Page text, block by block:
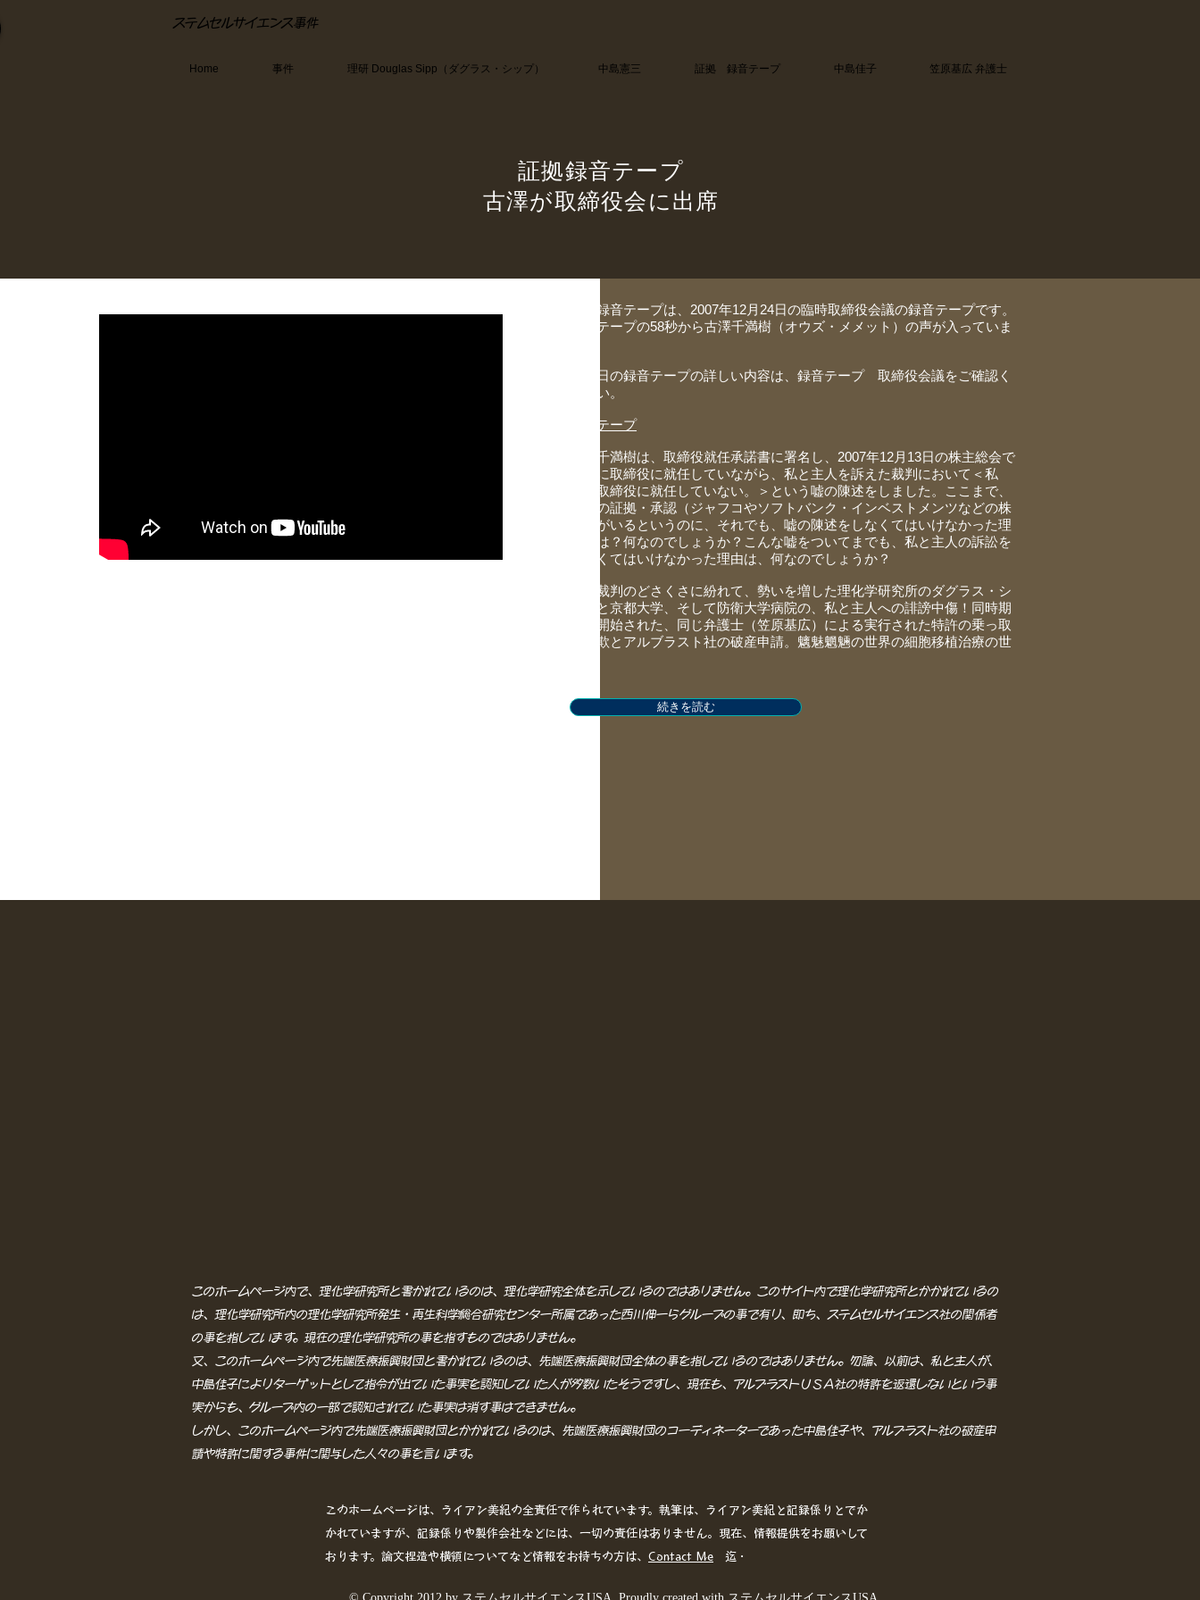
​ステムセルサイエンス事件
Home 事件 理研 Douglas Sipp（ダグラス・シップ） 中島憲三 証拠 録音テープ 中島佳子 笠原基広 弁護士
証拠録音テープ
​古澤が取締役会に出席
右の録音テープは、2007年12月24日の臨時取締役会議の録音テープです。
このテープの58秒から古澤千満樹（オウズ・メメット）の声が入っていま
​この日の録音テープの詳しい内容は、録音テープ 取締役会議をご確認く
ださい。
​録音テープ
古澤千満樹は、取締役就任承諾書に署名し、2007年12月13日の株主総会で
正式に取締役に就任していながら、私と主人を訴えた裁判において＜私
は、取締役に就任していない。＞という嘘の陳述をしました。ここまで、
多数の証拠・承認（ジャフコやソフトバンク・インベストメンツなどの株
主）がいるというのに、それでも、嘘の陳述をしなくてはいけなかった理
由とは？何なのでしょうか？こんな嘘をついてまでも、私と主人の訴訟を
しなくてはいけなかった理由は、何なのでしょうか？
この裁判のどさくさに紛れて、勢いを増した理化学研究所のダグラス・シ
ップと京都大学、そして防衛大学病院の、私と主人への誹謗中傷！同時期
に、開始された、同じ弁護士（笠原基広）による実行された特許の乗っ取
り詐欺とアルブラスト社の破産申請。魑魅魍魎の世界の細胞移植治療の世
続きを読む
このホームページ内で、理化学研究所と書かれているのは、理化学研究全体を示しているのではありません。このサイト内で理化学研究所とかかれているの
は、理化学研究所内の理化学研究所発生・再生科学総合研究センター所属であった西川伸一らグループの事で有り、即ち、ステムセルサイエンス社の関係者
の事を指しています。現在の理化学研究所の事を指すものではありません。
又、このホームページ内で先端医療振興財団と書かれているのは、先端医療振興財団全体の事を指しているのではありません。勿論、以前は、私と主人が、
中島佳子によりターゲットとして指令が出ていた事実を認知していた人が多数いたそうですし、現在も、アルブラストＵＳＡ社の特許を返還しないという事
実からも、グループ内の一部で認知されていた事実は消す事はできません。
​しかし、このホームページ内で先端医療振興財団とかかれているのは、先端医療振興財団のコーディネーターであった中島佳子や、アルブラスト社の破産申
請や特許に関する事件に関与した人々の事を言います。
このホームページは、ライアン美紀の全責任で作られています。執筆は、ライアン美紀と記録係りとでか
かれていますが、記録係りや製作会社などには、一切の責任はありません。現在、情報提供をお願いして
おります。論文捏造や横領についてなど情報をお持ちの方は、 Contact Me 迄・